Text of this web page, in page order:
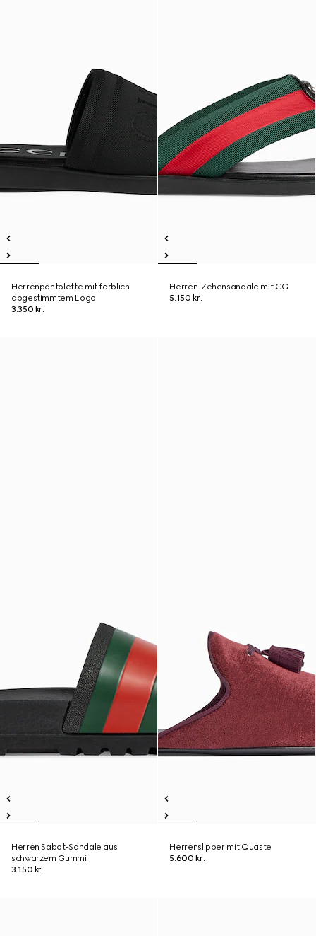
Herrenpantolette mit farblich
abgestimmtem Logo
3.350 kr.
Herren-Zehensandale mit GG
5.150 kr.
Herren Sabot-Sandale aus
schwarzem Gummi
3.150 kr.
Herrenslipper mit Quaste
5.600 kr.